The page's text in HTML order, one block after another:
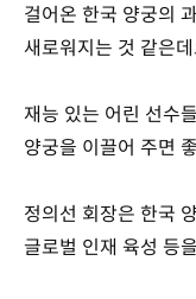
걸어온 한국 양궁의
새로워지는 것 같은
재능 있는 어린 선수
양궁을 이끌어 주면
정의선 회장은 한국
글로벌 인재 육성 등